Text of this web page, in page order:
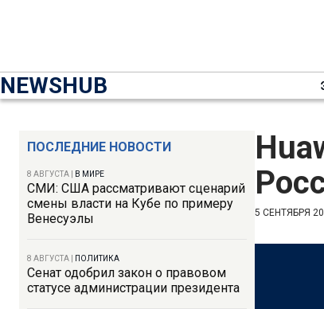
NEWSHUB
ПОСЛЕДНИЕ НОВОСТИ
8 АВГУСТА В МИРЕ
СМИ: США рассматривают сценарий
смены власти на Кубе по примеру
Венесуэлы
8 АВГУСТА ПОЛИТИКА
Сенат одобрил закон о правовом
статусе администрации президента
5 СЕНТЯБРЯ